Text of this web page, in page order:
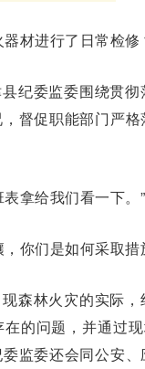
材进行了日常检
纪委监委围绕贯
督促职能部门严
拿给我们看一下。”
你们是如何采取措
森林火灾的实际
的问题，并通过
监委还会同公安